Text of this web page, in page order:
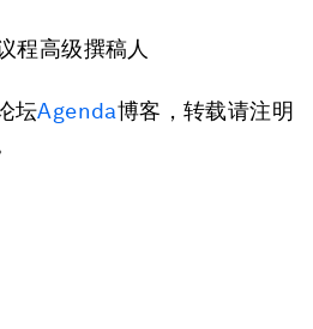
程高级撰稿人
坛Agenda博客，转载请注明